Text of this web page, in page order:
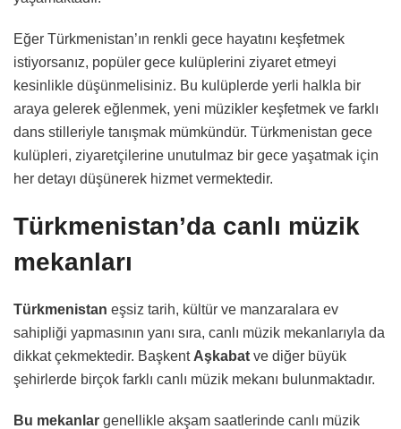
Eğer Türkmenistan’ın renkli gece hayatını keşfetmek
istiyorsanız, popüler gece kulüplerini ziyaret etmeyi
kesinlikle düşünmelisiniz. Bu kulüplerde yerli halkla bir
araya gelerek eğlenmek, yeni müzikler keşfetmek ve farklı
dans stilleriyle tanışmak mümkündür. Türkmenistan gece
kulüpleri, ziyaretçilerine unutulmaz bir gece yaşatmak için
her detayı düşünerek hizmet vermektedir.
Türkmenistan’da canlı müzik
mekanları
Türkmenistan eşsiz tarih, kültür ve manzaralara ev
sahipliği yapmasının yanı sıra, canlı müzik mekanlarıyla da
dikkat çekmektedir. Başkent Aşkabat ve diğer büyük
şehirlerde birçok farklı canlı müzik mekanı bulunmaktadır.
Bu mekanlar genellikle akşam saatlerinde canlı müzik